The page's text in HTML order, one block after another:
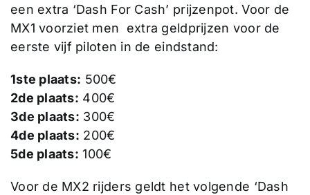
een extra ‘Dash For Cash’ prijzenpot. Voor de
MX1 voorziet men extra geldprijzen voor de
eerste vijf piloten in de eindstand:
1ste plaats: 500€
2de plaats: 400€
3de plaats: 300€
4de plaats: 200€
5de plaats: 100€
Voor de MX2 rijders geldt het volgende ‘Dash